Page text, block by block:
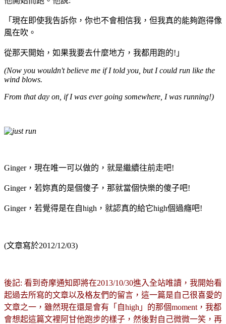
「現在即使我告訴你，你也不會相信我，但我真的能夠跑得像
風在吹。
從那天開始，如果我要去什麼地方，我都用跑的!」
(Now you wouldn't believe me if I told you, but I could run like the
wind blows.
From that day on, if I was ever going somewhere, I was running!)
Ginger，現在唯一可以做的，就是繼續往前走吧!
Ginger，若妳真的是個傻子，那就當個快樂的傻子吧!
Ginger，若覺得是在自high，就認真的給它high個過癮吧!
(文章寫於2012/12/03)
後記: 看到奇摩通知即將在2013/10/30進入全站唯讀，我開始看
起過去所寫的文章以及格友們的留言，這一篇是自己很喜愛的
文章之一，雖然現在還是會有 「自high」的那個moment，我都
會想起這篇文裡阿甘他跑步的樣子，然後對自己微微一笑，再